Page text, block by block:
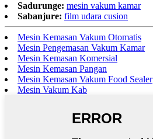
Sadurunge: mesin vakum kamar
Sabanjure: film udara cusion
Mesin Kemasan Vakum Otomatis
Mesin Pengemasan Vakum Kamar
Mesin Kemasan Komersial
Mesin Kemasan Pangan
Mesin Kemasan Vakum Food Sealer
Mesin Vakum Kab